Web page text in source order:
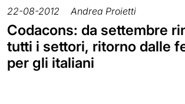
22-08-2012 Andrea Proietti
Codacons: da settembre
tutti i settori, ritorno dalle
per gli italiani